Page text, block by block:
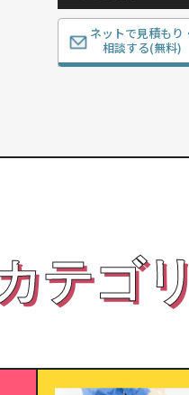
ネットで見積もり
相談する(無料)
テゴリ